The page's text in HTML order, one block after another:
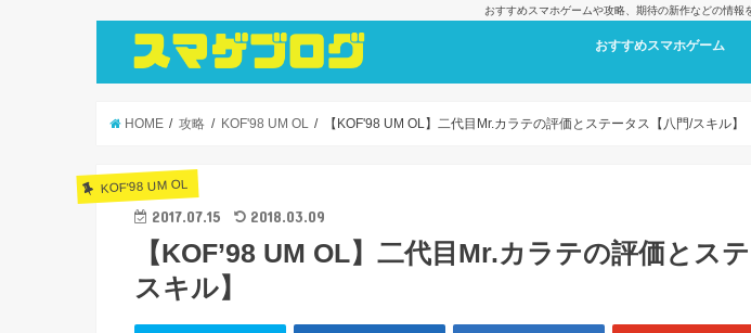
おすすめスマホゲームや攻略、期待の新作などの情報
おすすめスマホゲーム
HOME 攻略 KOF'98 UM OL 【KOF'98 UM OL】二代目Mr.カラテの評価とステータス【八門/スキル】
KOF'98 UM OL
2017.07.15 2018.03.09
【KOF’98 UM OL】二代目Mr.カラテの評価とス
スキル】